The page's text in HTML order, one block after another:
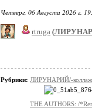
Четверг, 06 Августа 2026 г.
rtruga (
Рубрики: ЛИРУНАРИЙ/-
THE AUTHORS: /